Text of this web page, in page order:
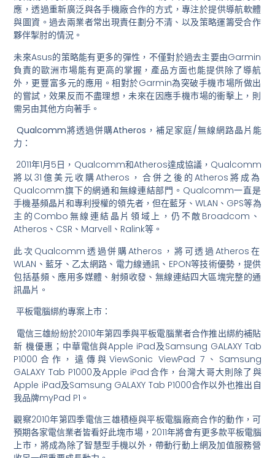
應，透過重新廣泛與各手機廠合作的方式，專注於提供導航軟體
與圖資。 過去兩業者常出現責任劃分不清、 以及策略運籌受合作
夥伴掣肘的情況。
未來Asus的策略能有更多的彈性， 不僅對於過去主要由Garmin
負責的歐洲市場能有更高的掌握， 產品方面也能提供除了導航
外，更豐富多元的應用。相對於Garmin為突破手機市場所做出
的嘗試， 效果反而不盡理想，未來在因應手機市場的衝擊上， 則
需另由其他方向著手。
Qualcomm將透過併購Atheros，補足家庭/無線網路晶片能
力：
2011年1月5日， Qualcomm和Atheros達成協議， Qualcomm
將以31億美元收購Atheros， 合併之後的Atheros將成為
Qualcomm旗下的網通和無線連結部門。 Qualcomm一直是
手機基頻晶片和專利授權的領先者， 但在藍牙、WLAN、 GPS等為
主的Combo無線連結晶片領域上，仍不敵Broadcom、
Atheros、CSR、 Marvell、Ralink等。
此次Qualcomm透過併購Atheros， 將可透過Atheros在
WLAN、藍牙、乙太網路、 電力線通訊、EPON等技術優勢，提供
包括基頻、應用多媒體、 射頻收發、無線連結四大區塊完整的通
訊晶片。
平板電腦綁約專案上市：
電信三雄紛紛於2010年第四季與平板電腦業者合作推出綁約補貼
新 機優惠；中華電信與Apple iPad及Samsung GALAXY Tab
P1000合作，遠傳與ViewSonic ViewPad 7、Samsung
GALAXY Tab P1000及Apple iPad合作，台灣大哥大則除了與
Apple iPad及Samsung GALAXY Tab P1000合作以外也推出自
我品牌myPad P1。
觀察2010年第四季電信三雄積極與平板電腦廠商合作的動作，可
預期各家電信業者皆看好此塊市場， 2011年將會有更多款平板電腦
上市， 將成為除了智慧型手機以外， 帶動行動上網及加值服務營